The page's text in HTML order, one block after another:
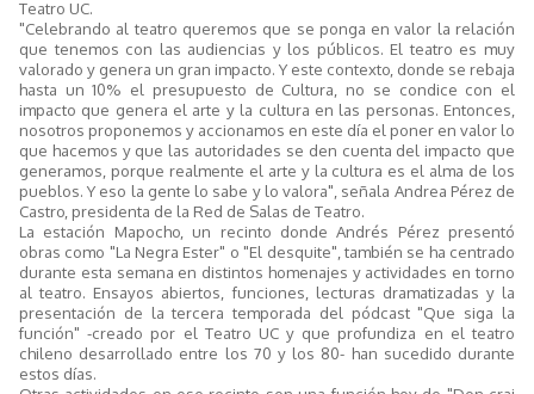
Teatro UC.
"Celebrando al teatro queremos que se ponga en valor la relación
que tenemos con las audiencias y los públicos. El teatro es muy
valorado y genera un gran impacto. Y este contexto, donde se rebaja
hasta un 10% el presupuesto de Cultura, no se condice con el
impacto que genera el arte y la cultura en las personas. Entonces,
nosotros proponemos y accionamos en este día el poner en valor lo
que hacemos y que las autoridades se den cuenta del impacto que
generamos, porque realmente el arte y la cultura es el alma de los
pueblos. Y eso la gente lo sabe y lo valora", señala Andrea Pérez de
Castro, presidenta de la Red de Salas de Teatro.
La estación Mapocho, un recinto donde Andrés Pérez presentó
obras como "La Negra Ester" o "El desquite", también se ha centrado
durante esta semana en distintos homenajes y actividades en torno
al teatro. Ensayos abiertos, funciones, lecturas dramatizadas y la
presentación de la tercera temporada del pódcast "Que siga la
función" -creado por el Teatro UC y que profundiza en el teatro
chileno desarrollado entre los 70 y los 80- han sucedido durante
estos días.